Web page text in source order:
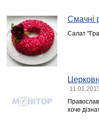
Смачні
Салат
хоче